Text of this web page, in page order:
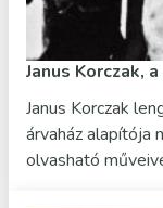
Janus Korczak,
Janus Korczak
árvaház alapítója
olvasható